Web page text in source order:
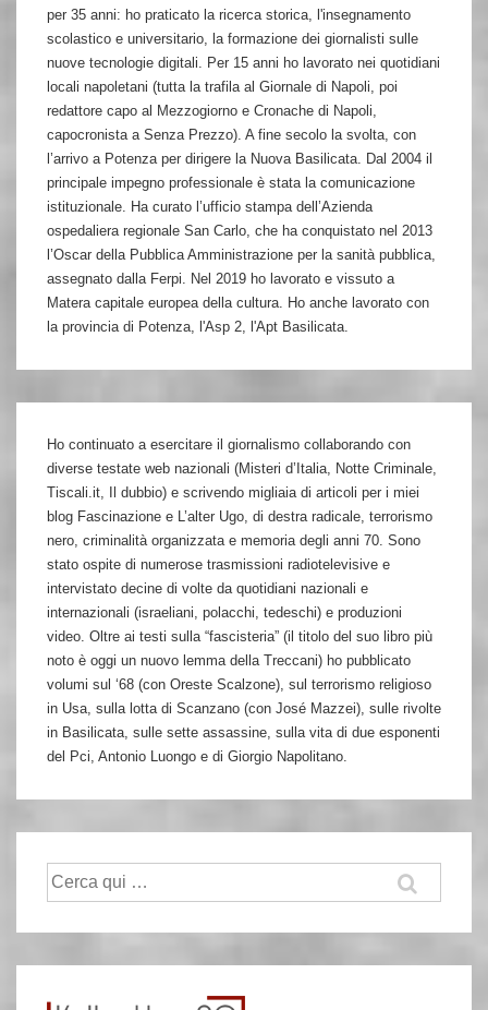
per 35 anni: ho praticato la ricerca storica, l'insegnamento
scolastico e universitario, la formazione dei giornalisti sulle
nuove tecnologie digitali. Per 15 anni ho lavorato nei quotidiani
locali napoletani (tutta la trafila al Giornale di Napoli, poi
redattore capo al Mezzogiorno e Cronache di Napoli,
capocronista a Senza Prezzo). A fine secolo la svolta, con
l’arrivo a Potenza per dirigere la Nuova Basilicata. Dal 2004 il
principale impegno professionale è stata la comunicazione
istituzionale. Ha curato l’ufficio stampa dell’Azienda
ospedaliera regionale San Carlo, che ha conquistato nel 2013
l’Oscar della Pubblica Amministrazione per la sanità pubblica,
assegnato dalla Ferpi. Nel 2019 ho lavorato e vissuto a
Matera capitale europea della cultura. Ho anche lavorato con
la provincia di Potenza, l'Asp 2, l'Apt Basilicata.
Ho continuato a esercitare il giornalismo collaborando con
diverse testate web nazionali (Misteri d’Italia, Notte Criminale,
Tiscali.it, Il dubbio) e scrivendo migliaia di articoli per i miei
blog Fascinazione e L’alter Ugo, di destra radicale, terrorismo
nero, criminalità organizzata e memoria degli anni 70. Sono
stato ospite di numerose trasmissioni radiotelevisive e
intervistato decine di volte da quotidiani nazionali e
internazionali (israeliani, polacchi, tedeschi) e produzioni
video. Oltre ai testi sulla “fascisteria” (il titolo del suo libro più
noto è oggi un nuovo lemma della Treccani) ho pubblicato
volumi sul ‘68 (con Oreste Scalzone), sul terrorismo religioso
in Usa, sulla lotta di Scanzano (con José Mazzei), sulle rivolte
in Basilicata, sulle sette assassine, sulla vita di due esponenti
del Pci, Antonio Luongo e di Giorgio Napolitano.
Cerca: